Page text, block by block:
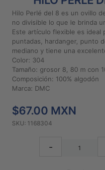
Aviso De
Privacidad
Políticas
Compra
2026
Hilo Perlé del 8 es un ovillo
no divisible lo que le brinda
Este artículo flexible es ideal
puntadas, hardanger, punto
mediano y tiene una
Color: 304
Tamaño: grosor 8, 80 m con
Composición: 100% algodón
Marca: DMC
$67.00 MXN
SKU: 1168304
-